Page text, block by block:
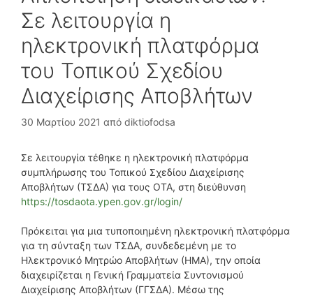
Σε λειτουργία η
ηλεκτρονική πλατφόρμα
του Τοπικού Σχεδίου
Διαχείρισης Αποβλήτων
30 Μαρτίου 2021 από diktiofodsa
Σε λειτουργία τέθηκε η ηλεκτρονική πλατφόρμα
συμπλήρωσης του Τοπικού Σχεδίου Διαχείρισης
Αποβλήτων (ΤΣΔΑ) για τους ΟΤΑ, στη διεύθυνση
https://tosdaota.ypen.gov.gr/login/
Πρόκειται για μια τυποποιημένη ηλεκτρονική πλατφόρμα
για τη σύνταξη των ΤΣΔΑ, συνδεδεμένη με το
Ηλεκτρονικό Μητρώο Αποβλήτων (ΗΜΑ), την οποία
διαχειρίζεται η Γενική Γραμματεία Συντονισμού
Διαχείρισης Αποβλήτων (ΓΓΣΔΑ). Μέσω της